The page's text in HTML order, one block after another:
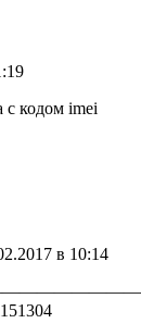
с кодом imei
в 10:14